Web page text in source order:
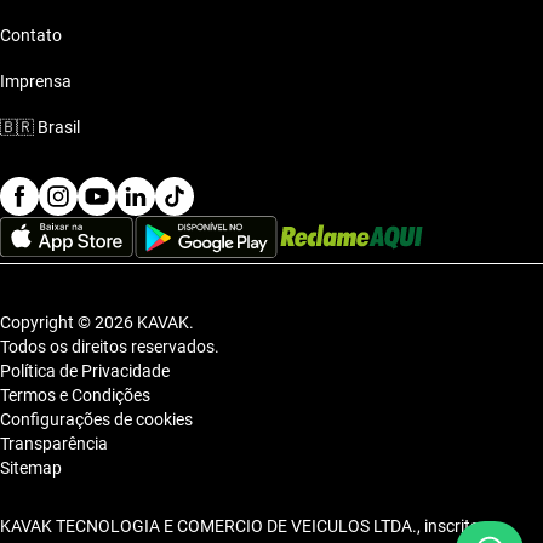
Contato
Imprensa
🇧🇷 Brasil
Copyright © 2026 KAVAK.
Todos os direitos reservados.
Política de Privacidade
Termos e Condições
Configurações de cookies
Transparência
Sitemap
KAVAK TECNOLOGIA E COMERCIO DE VEICULOS LTDA., inscrita no